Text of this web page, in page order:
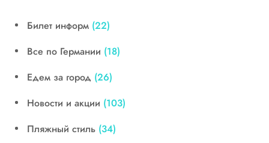
Билет информ (22)
Все по Германии (18)
Едем за город (26)
Новости и акции (103)
Пляжный стиль (34)